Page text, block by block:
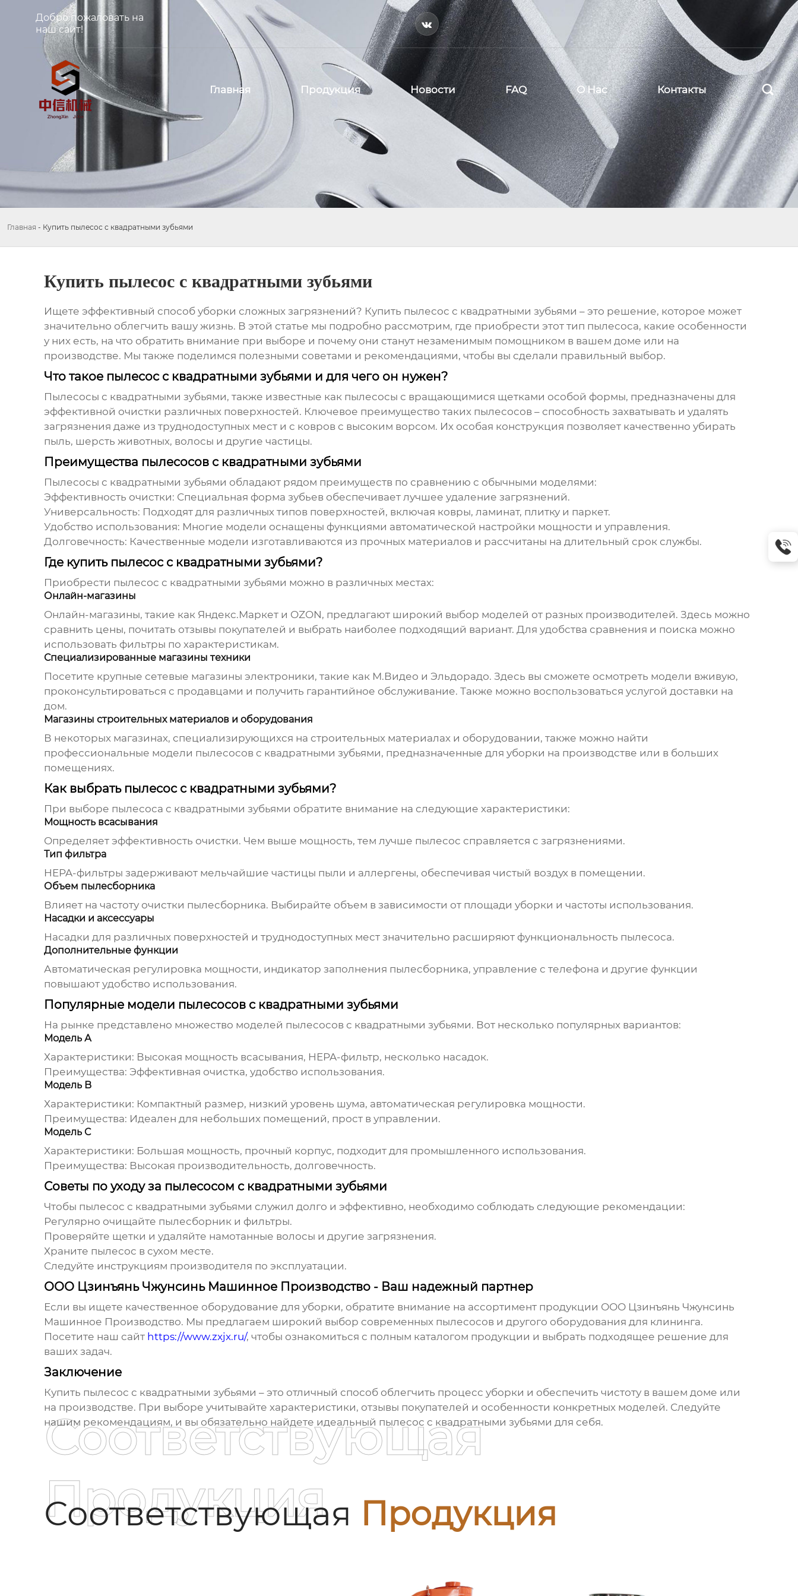
Добро пожаловать на
наш сайт!

Главная Продукция Новости FAQ О Нас Контакты 
Главная - Купить пылесос с квадратными зубьями
Купить пылесос с квадратными зубьями
Ищете эффективный способ уборки сложных загрязнений? Купить пылесос с квадратными зубьями – это решение, которое может
значительно облегчить вашу жизнь. В этой статье мы подробно рассмотрим, где приобрести этот тип пылесоса, какие особенности
у них есть, на что обратить внимание при выборе и почему они станут незаменимым помощником в вашем доме или на
производстве. Мы также поделимся полезными советами и рекомендациями, чтобы вы сделали правильный выбор.
Что такое пылесос с квадратными зубьями и для чего он нужен?
Пылесосы с квадратными зубьями, также известные как пылесосы с вращающимися щетками особой формы, предназначены для
эффективной очистки различных поверхностей. Ключевое преимущество таких пылесосов – способность захватывать и удалять
загрязнения даже из труднодоступных мест и с ковров с высоким ворсом. Их особая конструкция позволяет качественно убирать
пыль, шерсть животных, волосы и другие частицы.
Преимущества пылесосов с квадратными зубьями
Пылесосы с квадратными зубьями обладают рядом преимуществ по сравнению с обычными моделями:
Эффективность очистки: Специальная форма зубьев обеспечивает лучшее удаление загрязнений.
Универсальность: Подходят для различных типов поверхностей, включая ковры, ламинат, плитку и паркет.
Удобство использования: Многие модели оснащены функциями автоматической настройки мощности и управления.
Долговечность: Качественные модели изготавливаются из прочных материалов и рассчитаны на длительный срок службы.
Где купить пылесос с квадратными зубьями?
Приобрести пылесос с квадратными зубьями можно в различных местах:
Онлайн-магазины
Онлайн-магазины, такие как Яндекс.Маркети OZON, предлагают широкий выбор моделей от разных производителей. Здесь можно
сравнить цены, почитать отзывы покупателей и выбрать наиболее подходящий вариант. Для удобства сравнения и поиска можно
использовать фильтры по характеристикам.
Специализированные магазины техники
Посетите крупные сетевые магазины электроники, такие как М.Видео и Эльдорадо. Здесь вы сможете осмотреть модели вживую,
проконсультироваться с продавцами и получить гарантийное обслуживание. Также можно воспользоваться услугой доставки на
дом.
Магазины строительных материалов и оборудования
В некоторых магазинах, специализирующихся на строительных материалах и оборудовании, также можно найти
профессиональные модели пылесосов с квадратными зубьями, предназначенные для уборки на производстве или в больших
помещениях.
Как выбрать пылесос с квадратными зубьями?
При выборе пылесоса с квадратными зубьями обратите внимание на следующие характеристики:
Мощность всасывания
Определяет эффективность очистки. Чем выше мощность, тем лучше пылесос справляется с загрязнениями.
Тип фильтра
HEPA-фильтры задерживают мельчайшие частицы пыли и аллергены, обеспечивая чистый воздух в помещении.
Объем пылесборника
Влияет на частоту очистки пылесборника. Выбирайте объем в зависимости от площади уборки и частоты использования.
Насадки и аксессуары
Насадки для различных поверхностей и труднодоступных мест значительно расширяют функциональность пылесоса.
Дополнительные функции
Автоматическая регулировка мощности, индикатор заполнения пылесборника, управление с телефона и другие функции
повышают удобство использования.
Популярные модели пылесосов с квадратными зубьями
На рынке представлено множество моделей пылесосов с квадратными зубьями. Вот несколько популярных вариантов:
Модель А
Характеристики: Высокая мощность всасывания, HEPA-фильтр, несколько насадок.
Преимущества: Эффективная очистка, удобство использования.
Модель B
Характеристики: Компактный размер, низкий уровень шума, автоматическая регулировка мощности.
Преимущества: Идеален для небольших помещений, прост в управлении.
Модель C
Характеристики: Большая мощность, прочный корпус, подходит для промышленного использования.
Преимущества: Высокая производительность, долговечность.
Советы по уходу за пылесосом с квадратными зубьями
Чтобы пылесос с квадратными зубьями служил долго и эффективно, необходимо соблюдать следующие рекомендации:
Регулярно очищайте пылесборник и фильтры.
Проверяйте щетки и удаляйте намотанные волосы и другие загрязнения.
Храните пылесос в сухом месте.
Следуйте инструкциям производителя по эксплуатации.
ООО Цзинъянь Чжунсинь Машинное Производство - Ваш надежный партнер
Если вы ищете качественное оборудование для уборки, обратите внимание на ассортимент продукции ООО Цзинъянь Чжунсинь
Машинное Производство. Мы предлагаем широкий выбор современных пылесосов и другого оборудования для клининга.
Посетите наш сайт https://www.zxjx.ru/, чтобы ознакомиться с полным каталогом продукции и выбрать подходящее решение для
ваших задач.
Заключение
Купить пылесос с квадратными зубьями – это отличный способ облегчить процесс уборки и обеспечить чистоту в вашем доме или
на производстве. При выборе учитывайте характеристики, отзывы покупателей и особенности конкретных моделей. Следуйте
нашим рекомендациям, и вы обязательно найдете идеальный пылесос с квадратными зубьями для себя.
Соответствующая Продукция
Соответствующая
Продукция